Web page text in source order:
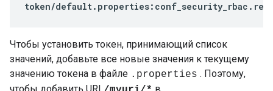
token/
Чтобы установить токен, принимающий список
значений, добавьте все новые значения к текущему
значению токена в файле .properties . Поэтому,